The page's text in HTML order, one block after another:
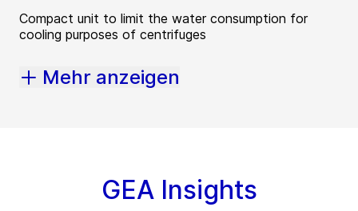
Compact unit to limit the water consumption for
cooling purposes of centrifuges
Mehr anzeigen
GEA Insights